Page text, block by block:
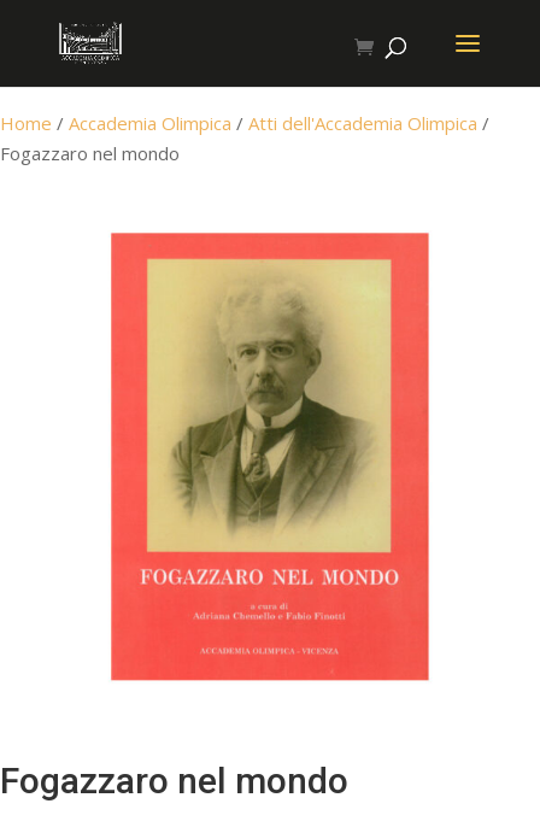
Home / Accademia Olimpica / Atti dell'Accademia Olimpica /
Fogazzaro nel mondo
Fogazzaro nel mondo